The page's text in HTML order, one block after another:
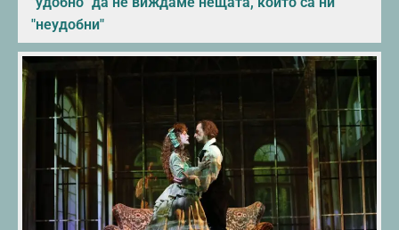
"неудобни"